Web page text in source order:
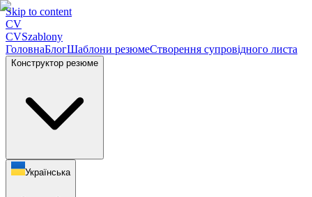
Skip to content
CV
CVSzablony
ГоловнаБлогШаблони резюмеСтворення супровідного листа
Конструктор резюме
Українська